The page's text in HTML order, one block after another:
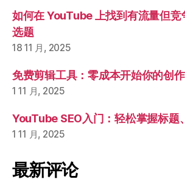
如何在 YouTube 上找到有流量但竞
选题
18 11 月, 2025
免费剪辑工具：零成本开始你的创
1 11 月, 2025
YouTube SEO入门：轻松掌握标题
1 11 月, 2025
最新评论